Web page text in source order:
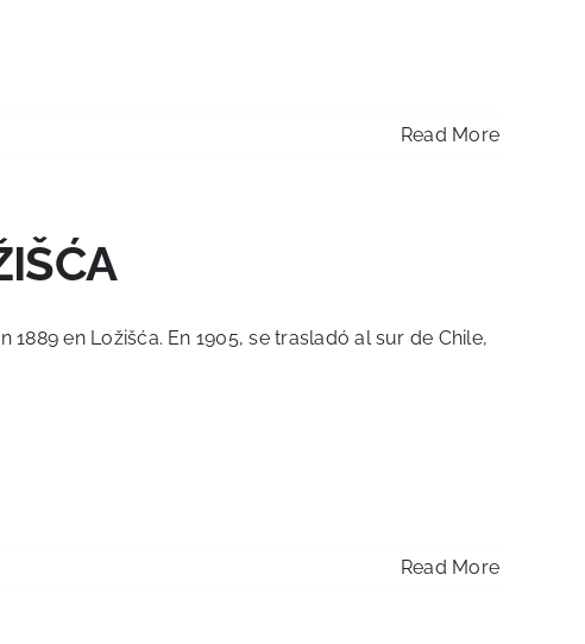
Read More
en Ložišća. En 1905, se trasladó al sur de Chile,
Read More